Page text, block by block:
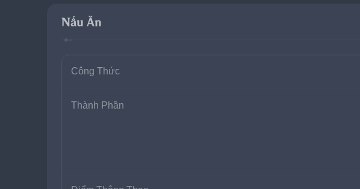
Nấu Ăn
Công Thức
Thành Phần